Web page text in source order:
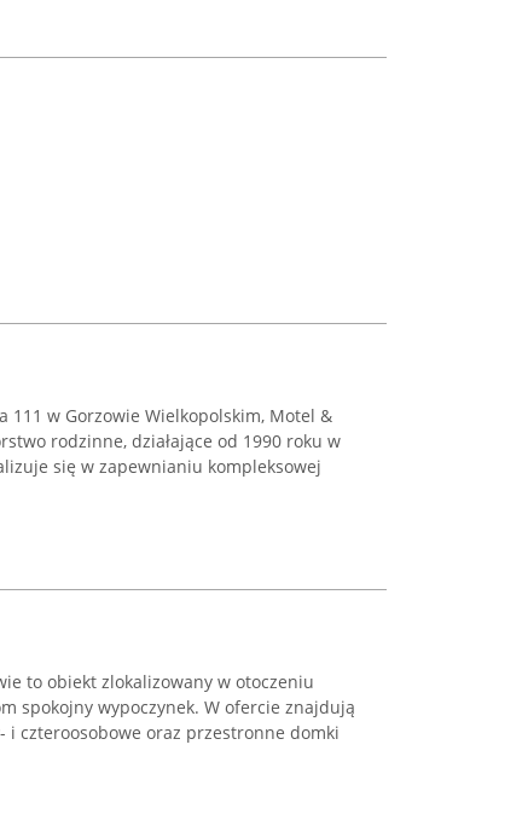
111 w Gorzowie Wielkopolskim, Motel &
rodzinne, działające od 1990 roku w
się w zapewnianiu kompleksowej
to obiekt zlokalizowany w otoczeniu
spokojny wypoczynek. W ofercie znajdują
i czteroosobowe oraz przestronne domki